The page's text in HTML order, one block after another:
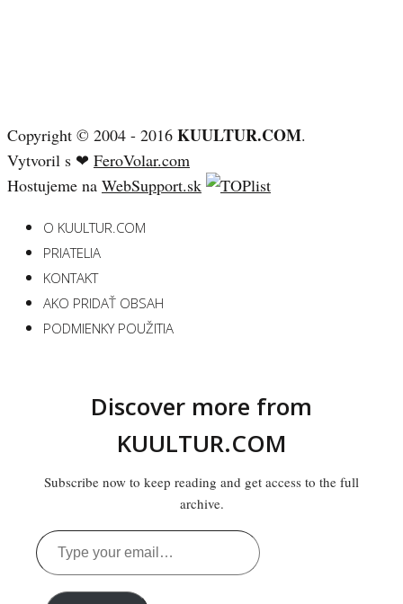
Copyright © 2004 - 2016 KUULTUR.COM.
Vytvoril s ❤ FeroVolar.com
Hostujeme na WebSupport.sk
O KUULTUR.COM
PRIATELIA
KONTAKT
AKO PRIDAŤ OBSAH
PODMIENKY POUŽITIA
Discover more from
KUULTUR.COM
Subscribe now to keep reading and get access to the full
archive.
Type
your
email…